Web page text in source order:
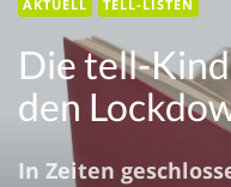
AKTUELL TELL-LISTEN
Die tell-
den
In Zeiten